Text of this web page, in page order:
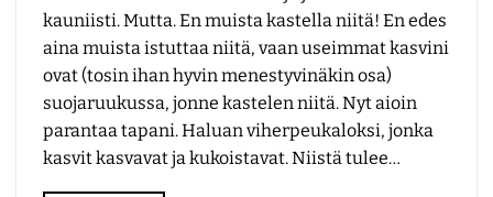
kauniisti. Mutta. En muista kastella niitä! En edes
aina muista istuttaa niitä, vaan useimmat kasvini
ovat (tosin ihan hyvin menestyvinäkin osa)
suojaruukussa, jonne kastelen niitä. Nyt aioin
parantaa tapani. Haluan viherpeukaloksi, jonka
kasvit kasvavat ja kukoistavat. Niistä tulee…